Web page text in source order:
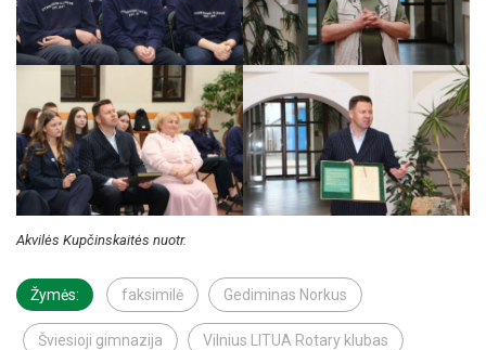
Akvilės Kupčinskaitės nuotr.
Žymės: faksimilė Gediminas Norkus
Šviesioji gimnazija Vilnius LITUA Rotary klubas